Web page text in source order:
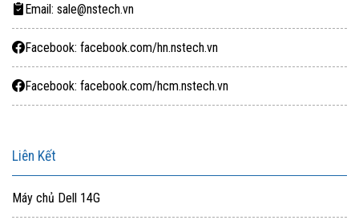
Email: sale@nstech.vn
Facebook: facebook.com/hn.nstech.vn
Facebook: facebook.com/hcm.nstech.vn
Liên Kết
Máy chủ Dell 14G